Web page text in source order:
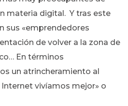
materia digital. Y tras este
sus «emprendedores
de volver a la zona de
En términos
un atrincheramiento al
vivíamos mejor» o